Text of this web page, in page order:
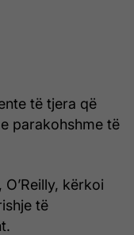
të tjera që
parakohshme të
kërkoi
të